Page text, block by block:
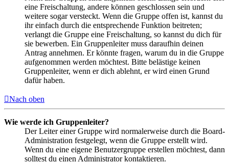
eine Freischaltung, andere können geschlossen sein und
weitere sogar versteckt. Wenn die Gruppe offen ist, kannst du
ihr einfach durch die entsprechende Funktion beitreten;
verlangt die Gruppe eine Freischaltung, so kannst du dich für
sie bewerben. Ein Gruppenleiter muss daraufhin deinen
Antrag annehmen. Er könnte fragen, warum du in die Gruppe
aufgenommen werden möchtest. Bitte belästige keinen
Gruppenleiter, wenn er dich ablehnt, er wird einen Grund
dafür haben.
Nach oben
Wie werde ich Gruppenleiter?
Der Leiter einer Gruppe wird normalerweise durch die Board-
Administration festgelegt, wenn die Gruppe erstellt wird.
Wenn du eine eigene Benutzergruppe erstellen möchtest, dann
solltest du einen Administrator kontaktieren.